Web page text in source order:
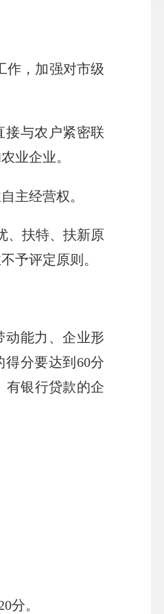
作，加强对市级
接与农户紧密联
业企业。
主经营权。
、扶特、扶新原
予评定原则。
动能力、企业形
分要达到 60分
有银行贷款的企
分。